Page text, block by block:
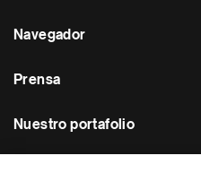
Navegador
Prensa
Nuestro portafolio